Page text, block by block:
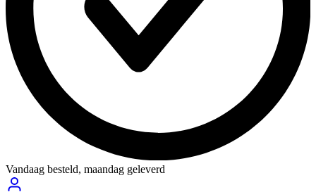
Vandaag besteld, maandag geleverd